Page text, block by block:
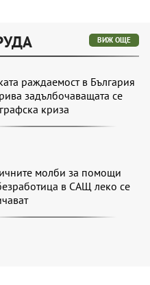
ВИЖ ОЩЕ
раждаемост в България
задълбочаващата се
криза
молби за помощи
в САЩ леко се